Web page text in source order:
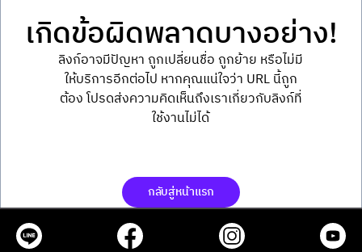
เกิดข้อผิดพลาดบางอย่าง!
ลิงก์อาจมีปัญหา ถูกเปลี่ยนชื่อ ถูกย้าย หรือไม่มี
ให้บริการอีกต่อไป หากคุณแน่ใจว่า URL นี้ถูก
ต้อง โปรดส่งความคิดเห็นถึงเราเกี่ยวกับลิงก์ที่
ใช้งานไม่ได้
กลับสู่หน้าแรก